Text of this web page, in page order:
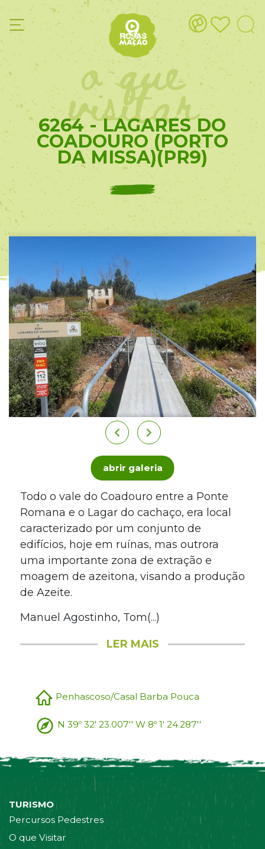
o que
visitar
6264 - LAGARES DO
COADOURO (PORTO
DA MISSA)(PR9)
abrir galeria
Todo o vale do Coadouro entre a Ponte
Romana e o Lagar do cachaço, era local
caracterizado por um conjunto de
edifícios, hoje em ruínas, mas outrora
uma importante zona de extração e
moagem de azeitona, visando a produção
de Azeite.
Manuel Agostinho, Tom(...)
LER MAIS
Penhascoso/Casal Barba Pouca
N 39º 32' 23.007'' W 8º 1' 24.287''
TURISMO
Percursos Pedestres
O que Visitar